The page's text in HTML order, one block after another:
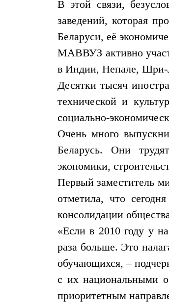
В этой связи,
заведений, которая
Беларуси, её
МАВВУЗ активно
в Индии, Непале, Шри-
Десятки тысяч
технической и
социально-
Очень много
Беларусь. Они
экономики,
Первый заместитель
отметила, что
консолидации
«Если в 2010 году у
раза больше. Это
обучающихся, –
с их национальными
приоритетным